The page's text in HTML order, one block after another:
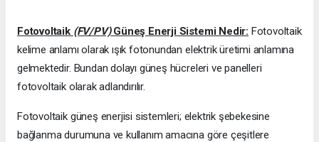
Fotovoltaik (FV/PV)Güneş Enerji Sistemi Nedir: Fotovoltaik
kelime anlamı olarak ışık fotonundan elektrik üretimi anlamına
gelmektedir. Bundan dolayı güneş hücreleri ve panelleri
fotovoltaik olarak adlandırılır.
Fotovoltaik güneş enerjisi sistemleri; elektrik şebekesine
bağlanma durumuna ve kullanım amacına göre çeşitlere